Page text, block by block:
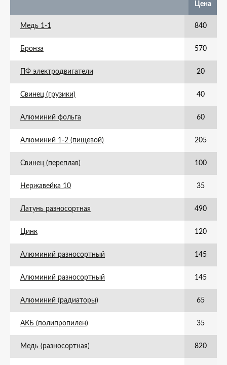
Цена
Медь 1-1 840
Бронза 570
ПФ электродвигатели 20
Свинец (грузики) 40
Алюминий фольга 60
Алюминий 1-2 (пищевой) 205
Свинец (переплав) 100
Нержавейка 10 35
Латунь разносортная 490
Цинк 120
Алюминий разносортный 145
Алюминий разносортный 145
Алюминий (радиаторы) 65
АКБ (полипропилен) 35
Медь (разносортная) 820